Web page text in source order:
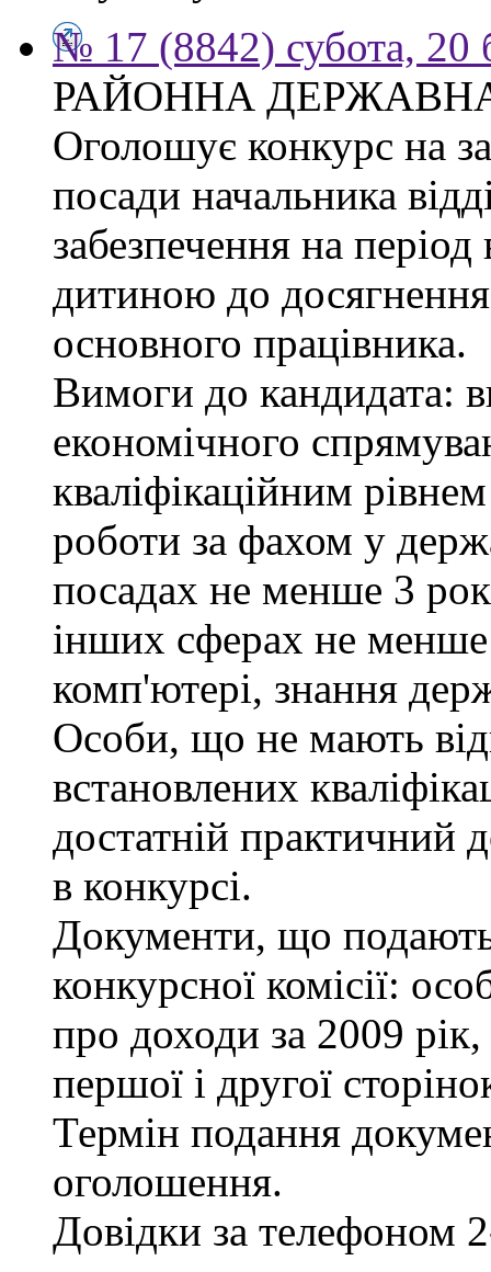
№ 17 (8842) субота, 20
РАЙОННА
Оголошує конкурс на
посади начальника
забезпечення на
дитиною до
основного працівника.
Вимоги до кандидата:
економічного
кваліфікаційним
роботи за фахом у
посадах не менше 3
інших сферах не
комп'ютері, знання
Особи, що не мають
встановлених
достатній практичний
в конкурсі.
Документи, що
конкурсної комісії:
про доходи за 2009 рік,
першої і другої
Термін подання
оголошення.
Довідки за телефоном